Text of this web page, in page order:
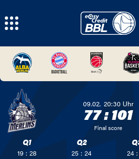
09.02. 20:30 Uhr
77:101
Final score
Q1
19 : 28
Q2
25 : 24 24